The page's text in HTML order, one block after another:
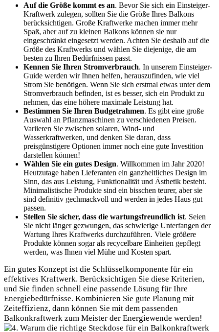
Auf die Größe kommt es an. Bevor Sie sich ein Einsteiger-
Kraftwerk zulegen, sollten Sie die Größe Ihres Balkons
berücksichtigen. Große Kraftwerke machen immer mehr
Spaß, aber auf zu kleinen Balkons können sie nur
eingeschränkt eingesetzt werden. Achten Sie deshalb auf die
Größe des Kraftwerks und wählen Sie diejenige, die am
besten zu Ihren Bedürfnissen passt.
Kennen Sie Ihren Stromverbrauch. In unserem Einsteiger-
Guide werden wir Ihnen helfen, herauszufinden, wie viel
Strom Sie benötigen. Wenn Sie sich erstmal etwas unter dem
Stromverbrauch befinden, ist es besser, sich ein Produkt zu
nehmen, das eine höhere maximale Leistung hat.
Bestimmen Sie Ihren Budgetrahmen. Es gibt eine große
Auswahl an Pflanzmaschinen zu verschiedenen Preisen.
Variieren Sie zwischen solaren, Wind- und
Wasserkraftwerken, und denken Sie daran, dass
preisgünstigere Optionen immer noch eine gute Investition
darstellen können!
Wählen Sie ein gutes Design. Willkommen im Jahr 2020!
Heutzutage haben Lieferanten ein ganzheitliches Design im
Sinn, das aus Leistung, Funktionalität und Ästhetik besteht.
Minimalistische Produkte sind ein bisschen teurer, aber sie
sind definitiv gechmackvoll und werden in jedes Haus gut
passen.
Stellen Sie sicher, dass die wartungsfreundlich ist. Seien
Sie nicht länger gezwungen, das schwierige Unterfangen der
Wartung Ihres Kraftwerks durchzuführen. Viele größere
Produkte können sogar als recycelbare Einheiten gepflegt
werden, was Ihnen viel Mühe und Kosten spart.
Ein gutes Konzept ist die Schlüsselkomponente für ein
effektives Kraftwerk. Berücksichtigen Sie diese Kriterien,
und Sie finden schnell eine passende Lösung für Ihre
Energiebedürfnisse. Kombinieren Sie gute Planung mit
Zeiteffizienz, dann können Sie mit dem passenden
Balkonkraftwerk zum Meister der Energiewende werden!